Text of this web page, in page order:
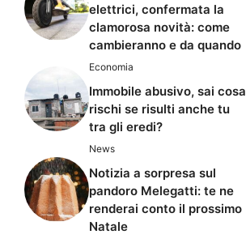
elettrici, confermata la
clamorosa novità: come
cambieranno e da quando
Economia
Immobile abusivo, sai cosa
rischi se risulti anche tu
tra gli eredi?
News
Notizia a sorpresa sul
pandoro Melegatti: te ne
renderai conto il prossimo
Natale